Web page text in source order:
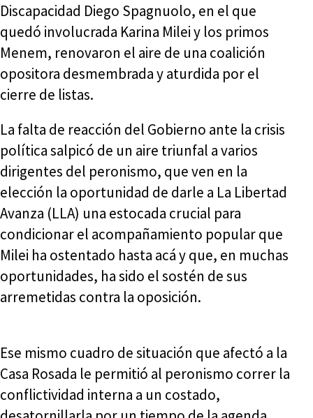
Discapacidad Diego Spagnuolo, en el que
quedó involucrada Karina Milei y los primos
Menem, renovaron el aire de una coalición
opositora desmembrada y aturdida por el
cierre de listas.
La falta de reacción del Gobierno ante la crisis
política salpicó de un aire triunfal a varios
dirigentes del peronismo, que ven en la
elección la oportunidad de darle a La Libertad
Avanza (LLA) una estocada crucial para
condicionar el acompañamiento popular que
Milei ha ostentado hasta acá y que, en muchas
oportunidades, ha sido el sostén de sus
arremetidas contra la oposición.
Ese mismo cuadro de situación que afectó a la
Casa Rosada le permitió al peronismo correr la
conflictividad interna a un costado,